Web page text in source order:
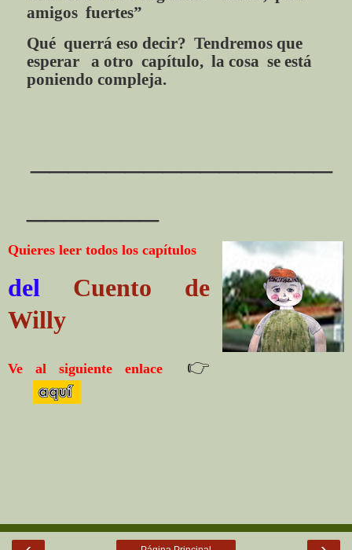
amigos fuertes”
Qué querrá eso decir? Tendremos que
esperar a otro capítulo, la cosa se está
poniendo compleja.
Quieres leer todos los capítulos
del Cuento de
Willy
Ve al siguiente enlace 👉